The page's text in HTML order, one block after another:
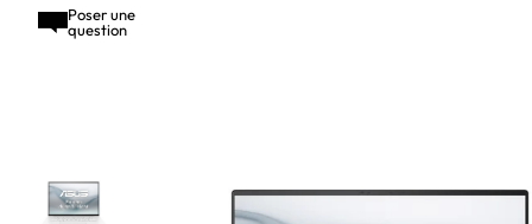
Poser une
question